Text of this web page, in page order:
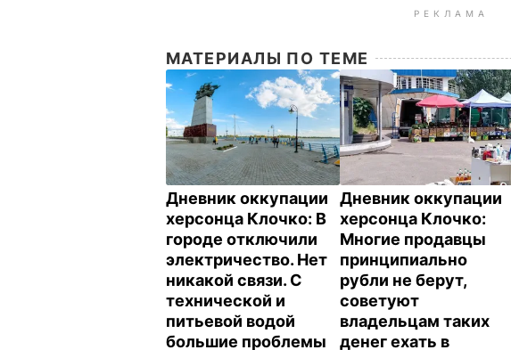
РЕКЛАМА
МАТЕРИАЛЫ ПО ТЕМЕ
Дневник оккупации
херсонца Клочко: В
городе отключили
электричество. Нет
никакой связи. С
технической и
питьевой водой
большие проблемы
Дневник оккупации
херсонца Клочко:
Многие продавцы
принципиально
рубли не берут,
советуют
владельцам таких
денег ехать в